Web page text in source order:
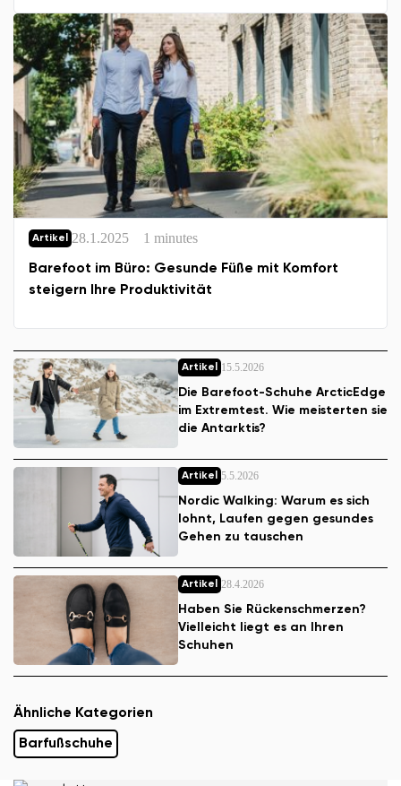
Artikel 28.1.2025 1 minutes
Barefoot im Büro: Gesunde Füße mit Komfort
steigern Ihre Produktivität
Artikel
15.5.2026
Die Barefoot-Schuhe ArcticEdge
im Extremtest. Wie meisterten sie
die Antarktis?
Artikel
5.5.2026
Nordic Walking: Warum es sich
lohnt, Laufen gegen gesundes
Gehen zu tauschen
Artikel
28.4.2026
Haben Sie Rückenschmerzen?
Vielleicht liegt es an Ihren
Schuhen
Ähnliche Kategorien
Barfußschuhe